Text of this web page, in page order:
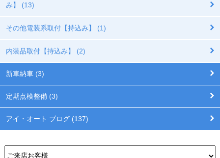
み】 (13)
その他電装系取付【持込み】 (1)
内装品取付【持込み】 (2)
新車納車 (3)
定期点検整備 (3)
アイ・オート ブログ (137)